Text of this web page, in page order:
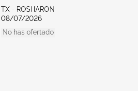
TX - ROSHARON
08/07/2026
No has ofertado